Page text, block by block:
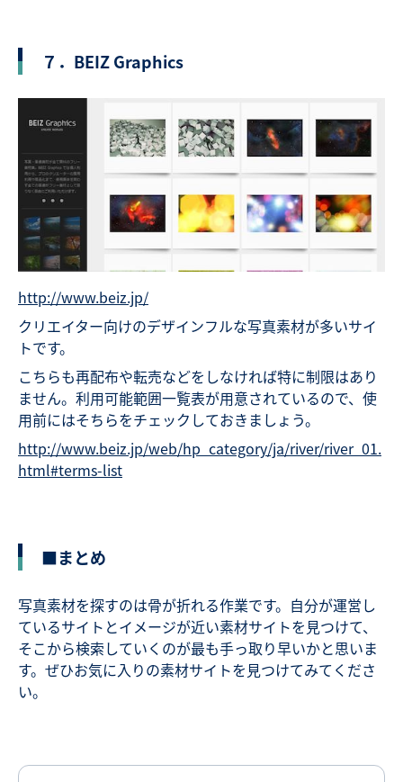
７．BEIZ Graphics
http://www.beiz.jp/
クリエイター向けのデザインフルな写真素材が多いサイ
トです。
こちらも再配布や転売などをしなければ特に制限はあり
ません。利用可能範囲一覧表が用意されているので、使
用前にはそちらをチェックしておきましょう。
http://www.beiz.jp/web/hp_category/ja/river/river_01.
html#terms-list
■まとめ
写真素材を探すのは骨が折れる作業です。自分が運営し
ているサイトとイメージが近い素材サイトを見つけて、
そこから検索していくのが最も手っ取り早いかと思いま
す。ぜひお気に入りの素材サイトを見つけてみてくださ
い。